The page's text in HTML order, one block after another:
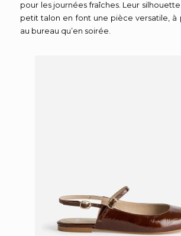
pour les journées fraîches. Leur
petit talon en font une pièce versatile, à
au bureau qu’en soirée.